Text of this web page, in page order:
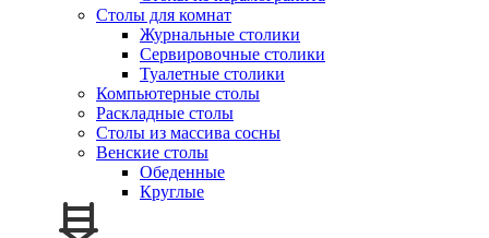
Столы для комнат
Журнальные столики
Сервировочные столики
Туалетные столики
Компьютерные столы
Раскладные столы
Столы из массива сосны
Венские столы
Обеденные
Круглые